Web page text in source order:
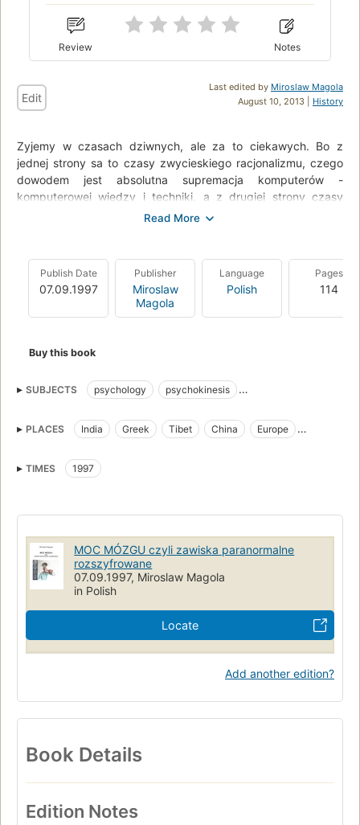
Review Notes
Last edited by Miroslaw Magola
August 10, 2013 | History
Edit
Zyjemy w czasach dziwnych, ale za to ciekawych. Bo z
jednej strony sa to czasy zwycieskiego racjonalizmu, czego
dowodem jest absolutna supremacja komputerów -
komputerowej wiedzy i techniki, a z drugiej strony czasy
rosnacej popularnosci wiedzy ezoterycznej, poszukiwania
dziennikarskim nosza nazwe - zjawisk paranormalnych.
A wiec - w skrócie - czasy czlowieka racjonalnego
przezywajacego kryzys wiary we wlasny rozum!
czlowieka w to, ze "jajoglowy specjalista" wsparty sila
pomóc? Czymze wiec jest poczucie, ze wobec tego musimy
zbadanych - bioenergetyce, okultyzmie, telepatii i innych
tajemnicach naszej egzystencji na ziemi?
Na tle licznej w tej sytuacji i znanej literatury powstajacej na
Publish Date
07.09.1997
Publisher
Miroslaw
Magola
Language
Polish
Pages
114
Buy this book
SUBJECTS psychology
psychokinesis
PLACES
India Greek Tibet China
Europe
TIMES
1997
MOC MÓZGU czyli zawiska paranormalne
rozszyfrowane
07.09.1997, Miroslaw Magola
in Polish
Locate
Add another edition?
Book Details
Edition Notes